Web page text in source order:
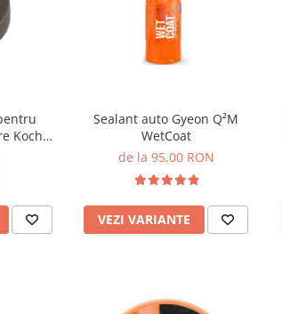
Koch
Sealant auto Gyeon Q²M
WetCoat
de la 95,00 RON
VEZI VARIANTE